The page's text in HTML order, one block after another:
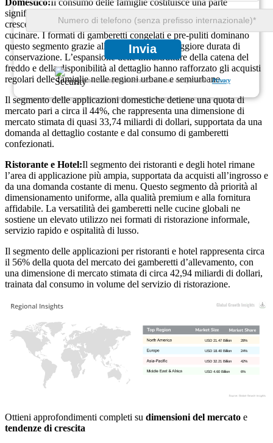
Invia
Garantiamo la completa riservatezza dei tuoi dati personali.Privacy
Domestico:Il consumo delle famiglie costituisce una parte
significativa del mercato dei gamberetti d’allevamento, guidato dalla
crescente preferenza per i frutti di mare ricchi di proteine ​​e facili da
cucinare. I formati di gamberetti congelati e pre-puliti dominano
questo segmento grazie alla praticità e alla maggiore durata di
conservazione. L’espansione delle infrastrutture della catena del
freddo e della disponibilità al dettaglio hanno rafforzato gli acquisti
regolari delle famiglie nelle regioni urbane e semiurbane.
Il segmento delle applicazioni domestiche detiene una quota di
mercato pari a circa il 44%, che rappresenta una dimensione di
mercato stimata di quasi 33,74 miliardi di dollari, supportata da una
domanda al dettaglio costante e dal consumo di gamberetti
confezionati.
Ristorante e Hotel:Il segmento dei ristoranti e degli hotel rimane
l’area di applicazione più ampia, supportata da acquisti all’ingrosso e
da una domanda costante di menu. Questo segmento dà priorità al
dimensionamento uniforme, alla qualità premium e alla fornitura
affidabile. La versatilità dei gamberetti nelle cucine globali ne
sostiene un elevato utilizzo nei formati di ristorazione informale,
servizio rapido e ospitalità di lusso.
Il segmento delle applicazioni per ristoranti e hotel rappresenta circa
il 56% della quota del mercato dei gamberetti d’allevamento, con
una dimensione di mercato stimata di circa 42,94 miliardi di dollari,
trainata dal consumo in volume del servizio di ristorazione.
6%
USD 4.60 Billion
42%
USD 32.21 Billion
24%
USD 18.40 Billion
28%
USD 21.47 Billion
Ottieni approfondimenti completi su dimensioni del mercato e
tendenze di crescita